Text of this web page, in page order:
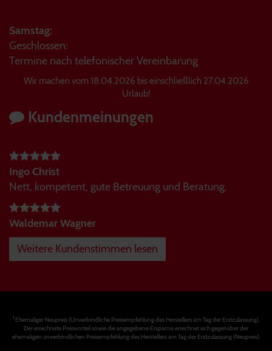
Samstag:
Geschlossen:
Termine nach telefonischer Vereinbarung
Wir machen vom 18.04.2026 bis einschließlich 27.04.2026
Urlaub!
Kundenmeinungen
Ingo Christ
Nett, kompetent, gute Betreuung und Beratung.
Waldemar Wagner
Weitere Kundenstimmen lesen
1Ehemaliger Neupreis (Unverbindliche Preisempfehlung des Herstellers am Tag der Erstzulassung).
Der errechnete Preisvorteil sowie die angegebene Ersparnis errechnet sich gegenüber der
ehemaligen unverbindlichen Preisempfehlung des Herstellers am Tag der Erstzulassung (Neupreis).